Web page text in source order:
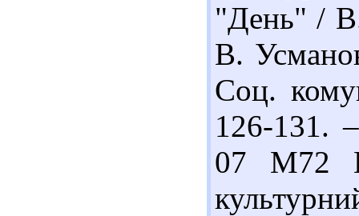
"День" /
В.
Соц.
126-131.
07 М72